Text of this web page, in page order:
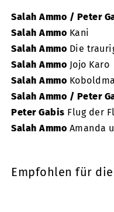
Salah Ammo / Peter
Salah Ammo Kani
Salah Ammo Die
Salah Ammo Jojo Karo
Salah Ammo
Salah Ammo / Peter
Peter Gabis Flug der
Salah Ammo Amanda
Empfohlen für